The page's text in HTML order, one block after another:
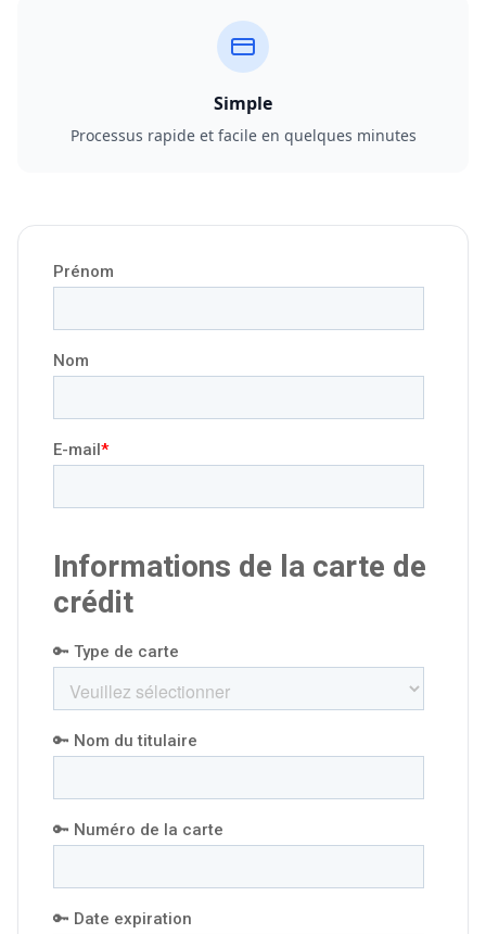
Simple
Processus rapide et facile en quelques minutes